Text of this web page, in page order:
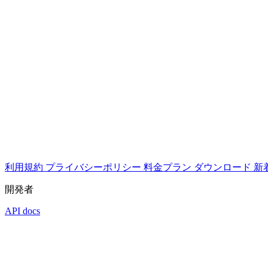
利用規約 プライバシーポリシー 料金プラン ダウンロード 新
開発者
API docs